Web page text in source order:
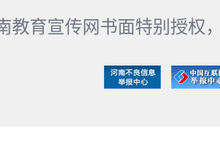
教育宣传网书面特别授权